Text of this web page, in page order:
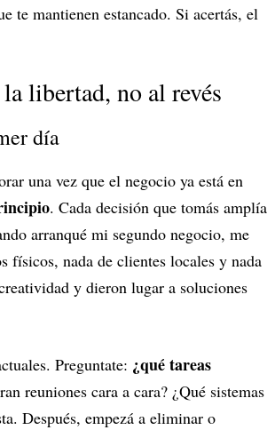
te mantienen estancado. Si acertás, el
libertad, no al revés
día
una vez que el negocio ya está en
. Cada decisión que tomás amplía
arranqué mi segundo negocio, me
físicos, nada de clientes locales y nada
y dieron lugar a soluciones
Preguntate: ¿qué tareas
reuniones cara a cara? ¿Qué sistemas
Después, empezá a eliminar o